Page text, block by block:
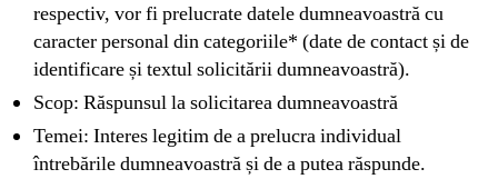
respectiv, vor fi prelucrate datele dumneavoastră cu
caracter personal din categoriile* (date de contact și de
identificare și textul solicitării dumneavoastră).
Scop: Răspunsul la solicitarea dumneavoastră
Temei: Interes legitim de a prelucra individual
întrebările dumneavoastră și de a putea răspunde.